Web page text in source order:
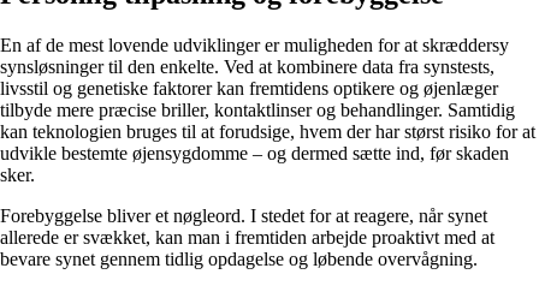
En af de mest lovende udviklinger er muligheden for at skræddersy
synsløsninger til den enkelte. Ved at kombinere data fra synstests,
livsstil og genetiske faktorer kan fremtidens optikere og øjenlæger
tilbyde mere præcise briller, kontaktlinser og behandlinger. Samtidig
kan teknologien bruges til at forudsige, hvem der har størst risiko for at
udvikle bestemte øjensygdomme – og dermed sætte ind, før skaden
sker.
Forebyggelse bliver et nøgleord. I stedet for at reagere, når synet
allerede er svækket, kan man i fremtiden arbejde proaktivt med at
bevare synet gennem tidlig opdagelse og løbende overvågning.